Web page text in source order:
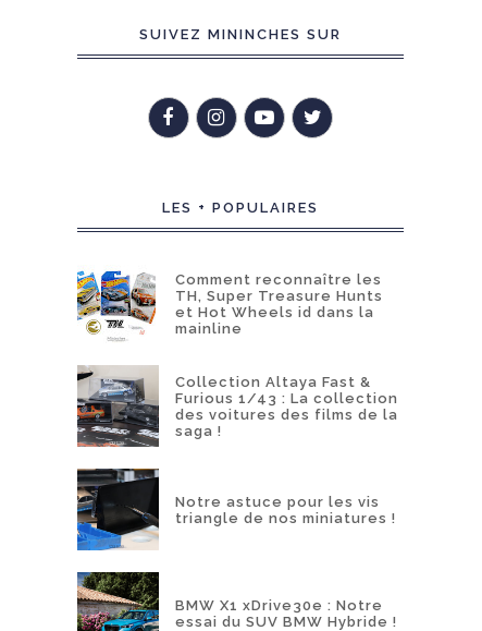
SUIVEZ MININCHES SUR
LES + POPULAIRES
Comment reconnaître les
TH, Super Treasure Hunts
et Hot Wheels id dans la
mainline
Collection Altaya Fast &
Furious 1/43 : La collection
des voitures des films de la
saga !
Notre astuce pour les vis
triangle de nos miniatures !
BMW X1 xDrive30e : Notre
essai du SUV BMW Hybride !